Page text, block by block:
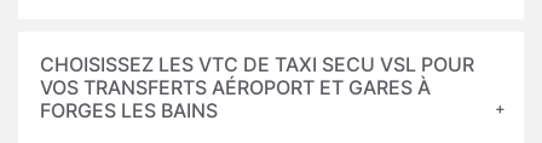
CHOISISSEZ LES VTC DE TAXI SECU VSL POUR
VOS TRANSFERTS AÉROPORT ET GARES À
FORGES LES BAINS